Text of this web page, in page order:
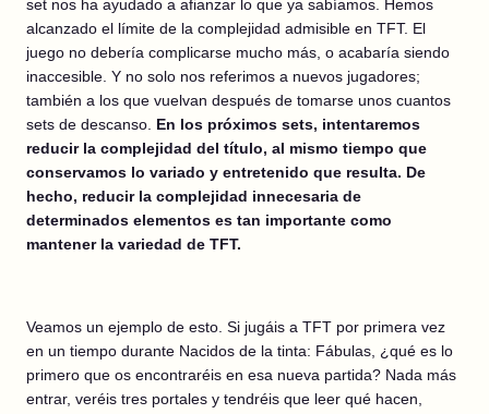
set nos ha ayudado a afianzar lo que ya sabíamos. Hemos
alcanzado el límite de la complejidad admisible en TFT. El
juego no debería complicarse mucho más, o acabaría siendo
inaccesible. Y no solo nos referimos a nuevos jugadores;
también a los que vuelvan después de tomarse unos cuantos
sets de descanso. En los próximos sets, intentaremos
reducir la complejidad del título, al mismo tiempo que
conservamos lo variado y entretenido que resulta. De
hecho, reducir la complejidad innecesaria de
determinados elementos es tan importante como
mantener la variedad de TFT.
Veamos un ejemplo de esto. Si jugáis a TFT por primera vez
en un tiempo durante Nacidos de la tinta: Fábulas, ¿qué es lo
primero que os encontraréis en esa nueva partida? Nada más
entrar, veréis tres portales y tendréis que leer qué hacen,